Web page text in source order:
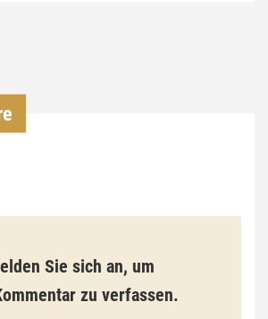
9
3
Sie sich an, um
zu verfassen.